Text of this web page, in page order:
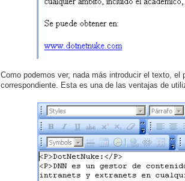
Como podemos ver, nada más introducir el texto,
correspondiente. Esta es una de las ventajas de